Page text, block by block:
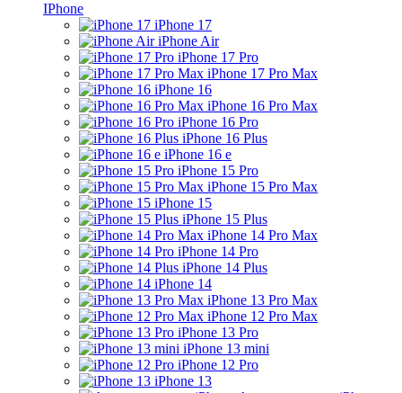
IPhone
iPhone 17
iPhone Air
iPhone 17 Pro
iPhone 17 Pro Max
iPhone 16
iPhone 16 Pro Max
iPhone 16 Pro
iPhone 16 Plus
iPhone 16 e
iPhone 15 Pro
iPhone 15 Pro Max
iPhone 15
iPhone 15 Plus
iPhone 14 Pro Max
iPhone 14 Pro
iPhone 14 Plus
iPhone 14
iPhone 13 Pro Max
iPhone 12 Pro Max
iPhone 13 Pro
iPhone 13 mini
iPhone 12 Pro
iPhone 13